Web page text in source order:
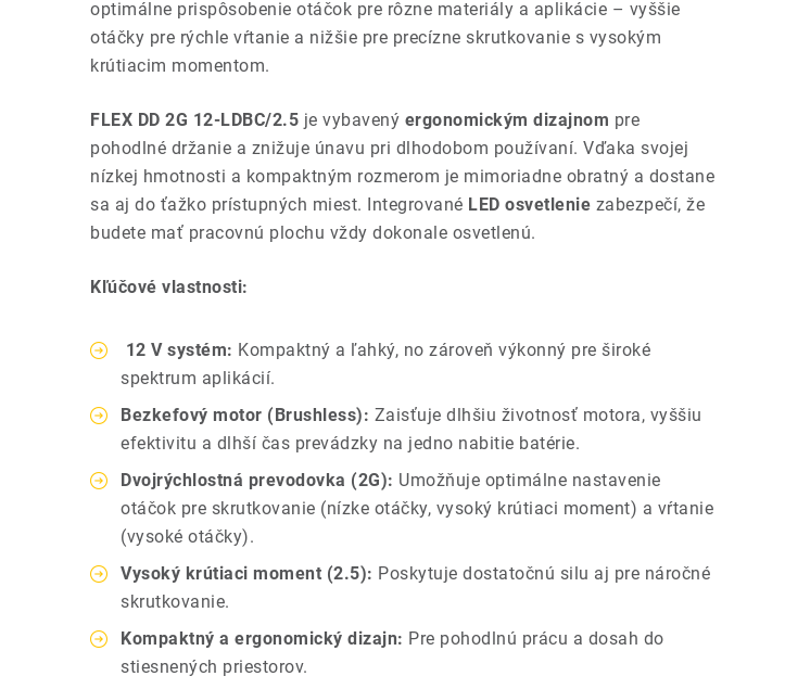
optimálne prispôsobenie otáčok pre rôzne materiály a aplikácie – vyššie
otáčky pre rýchle vŕtanie a nižšie pre precízne skrutkovanie s vysokým
krútiacim momentom.
FLEX DD 2G 12-LDBC/2.5 je vybavený ergonomickým dizajnom pre
pohodlné držanie a znižuje únavu pri dlhodobom používaní. Vďaka svojej
nízkej hmotnosti a kompaktným rozmerom je mimoriadne obratný a dostane
sa aj do ťažko prístupných miest. Integrované LED osvetlenie zabezpečí, že
budete mať pracovnú plochu vždy dokonale osvetlenú.
Kľúčové vlastnosti:
12 V systém: Kompaktný a ľahký, no zároveň výkonný pre široké
spektrum aplikácií.
Bezkefový motor (Brushless): Zaisťuje dlhšiu životnosť motora, vyššiu
efektivitu a dlhší čas prevádzky na jedno nabitie batérie.
Dvojrýchlostná prevodovka (2G): Umožňuje optimálne nastavenie
otáčok pre skrutkovanie (nízke otáčky, vysoký krútiaci moment) a vŕtanie
(vysoké otáčky).
Vysoký krútiaci moment (2.5): Poskytuje dostatočnú silu aj pre náročné
skrutkovanie.
Kompaktný a ergonomický dizajn: Pre pohodlnú prácu a dosah do
stiesnených priestorov.